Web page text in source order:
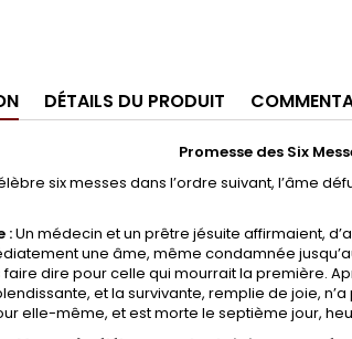
DÉTAILS DU PRODUIT
Promesse des Six
six messes dans l’ordre suivant, l’âme
:Un médecin et un prêtre jésuite affirmaient,
une âme, même condamnée
dire pour celle qui mourrait la première.
et la survivante, remplie de joie,
elle-même, et est morte le septième jour,